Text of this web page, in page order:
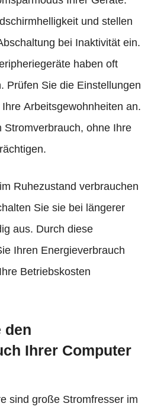
und stellen
bei Inaktivität ein.
haben oft
Prüfen Sie die Einstellungen
Arbeitsgewohnheiten an.
Stromverbrauch, ohne Ihre
Ruhezustand verbrauchen
Sie sie bei längerer
aus. Durch diese
Ihren Energieverbrauch
Betriebskosten
den
Ihrer Computer
sind große Stromfresser im